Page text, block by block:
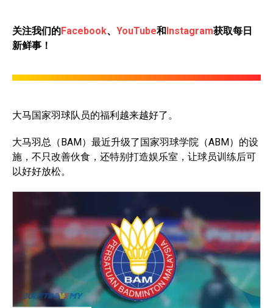
关注我们的Facebook、 YouTube和Instagram获取每日
新鲜事！
大马国家羽球队员的福利越来越好了。
大马羽总（BAM）最近升级了国家羽球学院（ABM）的设
施，不只改善伙食，还特别打造娱乐室，让球员训练后可
以好好放松。